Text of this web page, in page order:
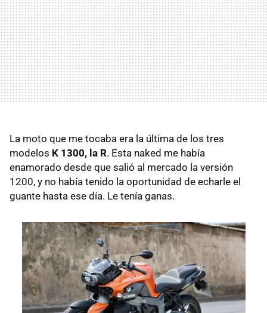
La moto que me tocaba era la última de los tres
modelos K 1300, la R. Esta naked me había
enamorado desde que salió al mercado la versión
1200, y no había tenido la oportunidad de echarle el
guante hasta ese día. Le tenía ganas.